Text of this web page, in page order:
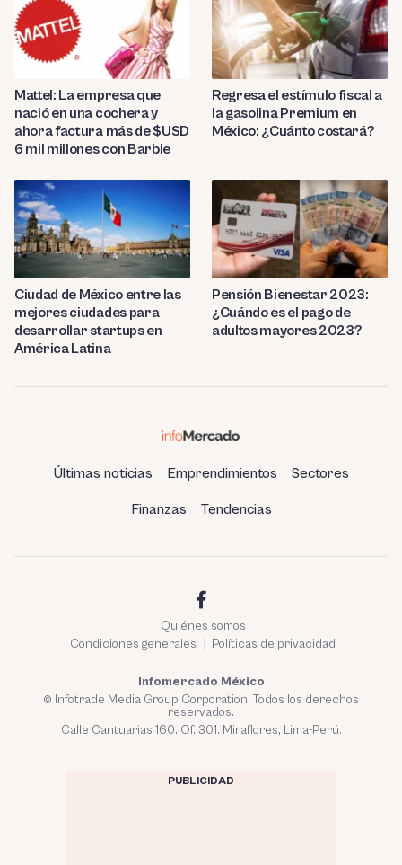
Mattel: La empresa que
nació en una cochera y
ahora factura más de $USD
6 mil millones con Barbie
Regresa el estímulo fiscal a
la gasolina Premium en
México: ¿Cuánto costará?
Ciudad de México entre las
mejores ciudades para
desarrollar startups en
América Latina
Pensión Bienestar 2023:
¿Cuándo es el pago de
adultos mayores 2023?
Últimas noticias Emprendimientos Sectores
Finanzas Tendencias
Quiénes somos
Condiciones generales
Políticas de privacidad
Infomercado México
© Infotrade Media Group Corporation. Todos los derechos
reservados.
Calle Cantuarias 160. Of. 301. Miraflores, Lima-Perú.
PUBLICIDAD